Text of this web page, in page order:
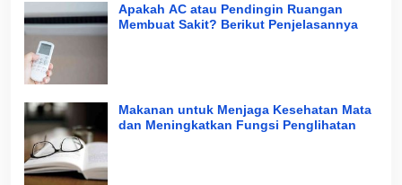
Apakah AC atau Pendingin Ruangan
Membuat Sakit? Berikut Penjelasannya
Makanan untuk Menjaga Kesehatan Mata
dan Meningkatkan Fungsi Penglihatan